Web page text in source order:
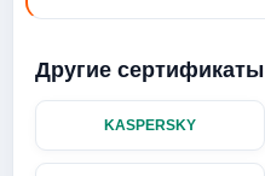
Другие сертификаты
KASPERSKY